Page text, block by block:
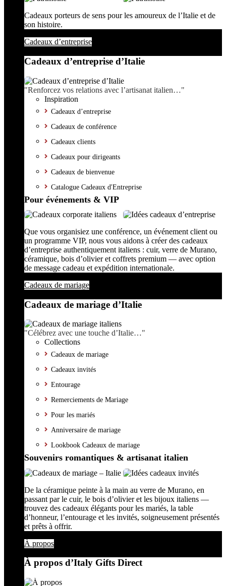
Cadeaux porteurs de sens pour les amoureux de l’Italie et de
son histoire.
Cadeaux d’entreprise
Cadeaux d’entreprise d’Italie
"Renforcez vos relations avec l’artisanat italien…"
Inspiration
Cadeaux d’entreprise
Cadeaux de conférence
Cadeaux clients
Cadeaux pour dirigeants
Cadeaux de bienvenue
Catalogue Cadeaux d'Entreprise
Pour événements & VIP
Que vous organisiez une conférence, un événement client ou
un programme VIP, nous vous aidons à créer des cadeaux
d’entreprise authentiquement italiens : cuir, verre de Murano,
céramique, bois d’olivier et coffrets premium — avec option
de message cadeau et expédition internationale.
Cadeaux de mariage
Cadeaux de mariage d’Italie
"Célébrez avec une touche d’Italie…"
Collections
Cadeaux de mariage
Cadeaux invités
Entourage
Remerciements de Mariage
Pour les mariés
Anniversaire de mariage
Lookbook Cadeaux de mariage
Souvenirs romantiques & artisanat italien
De la céramique peinte à la main au verre de Murano, en
passant par le cuir, le bois d’olivier et les bijoux italiens —
trouvez des cadeaux élégants pour les mariés, la table
d’honneur, l’entourage et les invités, soigneusement présentés
et prêts à offrir.
À propos
À propos d’Italy Gifts Direct